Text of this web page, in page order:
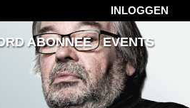
INLOGGEN
ABONNEE
EVENTS